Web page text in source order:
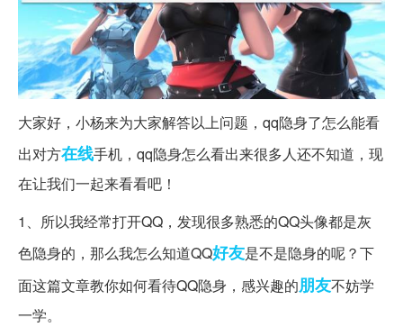
大家好，小杨来为大家解答以上问题，qq隐身了怎么能看
出对方在线手机，qq隐身怎么看出来很多人还不知道，现
在让我们一起来看看吧！
1、所以我经常打开QQ，发现很多熟悉的QQ头像都是灰
色隐身的，那么我怎么知道QQ好友是不是隐身的呢？下
面这篇文章教你如何看待QQ隐身，感兴趣的朋友不妨学
一学。